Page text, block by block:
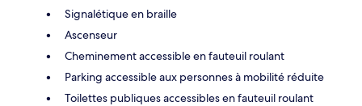
Signalétique en braille
Ascenseur
Cheminement accessible en fauteuil roulant
Parking accessible aux personnes à mobilité réduite
Toilettes publiques accessibles en fauteuil roulant